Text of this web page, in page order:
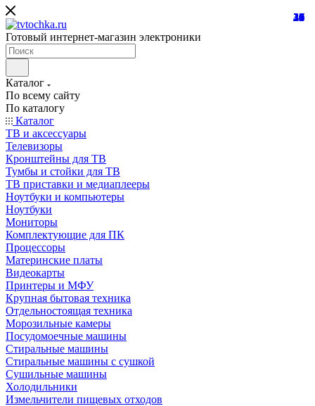
Готовый интернет-магазин электроники
Каталог
По всему сайту
По каталогу
Каталог
ТВ и аксессуары
Телевизоры
Кронштейны для ТВ
Тумбы и стойки для ТВ
ТВ приставки и медиаплееры
Ноутбуки и компьютеры
Ноутбуки
Мониторы
Комплектующие для ПК
Процессоры
Материнские платы
Видеокарты
Принтеры и МФУ
Крупная бытовая техника
Отдельностоящая техника
Морозильные камеры
Посудомоечные машины
Стиральные машины
Стиральные машины с сушкой
Сушильные машины
Холодильники
Измельчители пищевых отходов
21
24
10
7
39
10
8
25
18
32
7
24
31
15
45
26
16
12
27